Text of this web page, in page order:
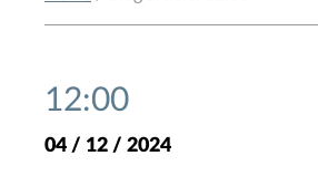
12:00
04 / 12 / 2024